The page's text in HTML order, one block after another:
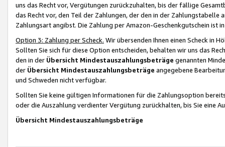
uns das Recht vor, Vergütungen zurückzuhalten, bis der fällige
das Recht vor, den Teil der Zahlungen, der den in der
Zahlungsart angibst. Die Zahlung per Amazon-Geschenkgutschein ist
Option 3: Zahlung per Scheck. Wir übersenden Ihnen einen Scheck in
Sollten Sie sich für diese Option entscheiden, behalten wir uns das
den in der Übersicht Mindestauszahlungsbeträge genannten
der Übersicht Mindestauszahlungsbeträge angegebene
und Schweden nicht verfügbar.
Sollten Sie keine gültigen Informationen für die Zahlungsoption
oder die Auszahlung verdienter Vergütung zurückhalten, bis Sie
Übersicht Mindestauszahlungsbeträge